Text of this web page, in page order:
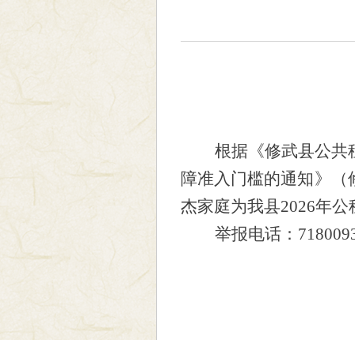
根据《修武县公共
障准入门槛的通知》（
杰家庭为我县2026年
举报电话：